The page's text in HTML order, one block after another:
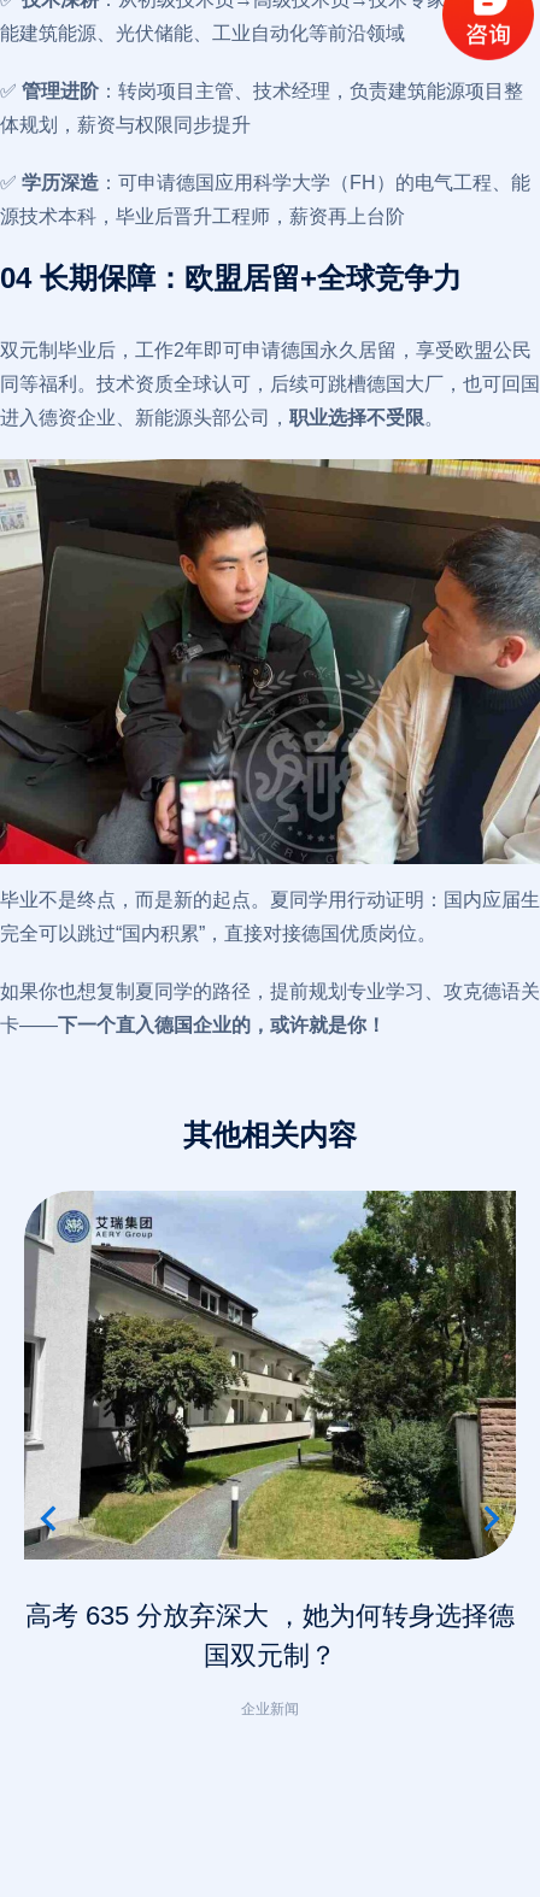
能建筑能源、光伏储能、工业自动化等前沿领域
✅ 管理进阶 ：转岗项目主管、技术经理，负责建筑能源项目整
体规划，薪资与权限同步提升
✅ 学历深造 ：可申请德国应用科学大学（FH）的电气工程、能
源技术本科，毕业后晋升工程师，薪资再上台阶
04 长期保障：欧盟居留+全球竞争力
双元制毕业后，工作2年即可申请德国永久居留，享受欧盟公民
同等福利。技术资质全球认可，后续可跳槽德国大厂，也可回国
进入德资企业、新能源头部公司， 职业选择不受限。
毕业不是终点，而是新的起点。夏同学用行动证明：国内应届生
完全可以跳过“国内积累”，直接对接德国优质岗位。
如果你也想复制夏同学的路径，提前规划专业学习、攻克德语关
卡——下一个直入德国企业的，或许就是你！
其他相关内容
高考 635 分放弃深大 ，她为何转身选择德
国双元制？
企业新闻